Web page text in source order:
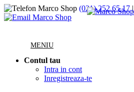
(021) 252.65.17|
MENIU
Contul tau
Intra in cont
Inregistreaza-te